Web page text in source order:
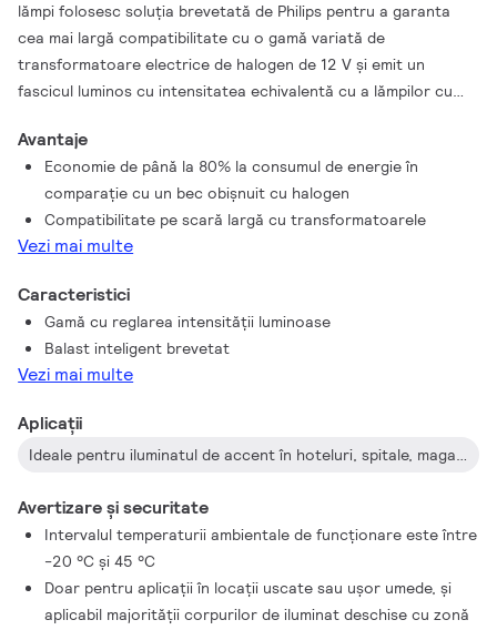
lămpi folosesc soluţia brevetată de Philips pentru a garanta
cea mai largă compatibilitate cu o gamă variată de
transformatoare electrice de halogen de 12 V şi emit un
fascicul luminos cu intensitatea echivalentă cu a lămpilor cu
MASTER Value LED MR16 garantează o formă exactă 100% pe
partea posterioară a lămpii (forma exactă obţinută cu lămpile
cu halogen).
Avantaje
Economie de până la 80% la consumul de energie în
comparaţie cu un bec obişnuit cu halogen
Compatibilitate pe scară largă cu transformatoarele
Vezi mai multe
Caracteristici
Gamă cu reglarea intensităţii luminoase
Balast inteligent brevetat
Vezi mai multe
Aplicații
Ideale pentru iluminatul de accent în hoteluri, spitale, magazine şi muzee (podele, ascensoare, vitrine, etc.)
Avertizare și securitate
Intervalul temperaturii ambientale de funcționare este între
-20 °C și 45 °C
Doar pentru aplicații în locații uscate sau uşor umede, și
aplicabil majorității corpurilor de iluminat deschise cu zonă